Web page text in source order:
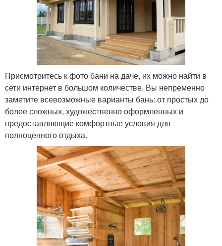
Присмотритесь к фото бани на даче, их можно найти в
сети интернет в большом количестве. Вы непременно
заметите всевозможные варианты бань: от простых до
более сложных, художественно оформленных и
предоставляющие комфортные условия для
полноценного отдыха.